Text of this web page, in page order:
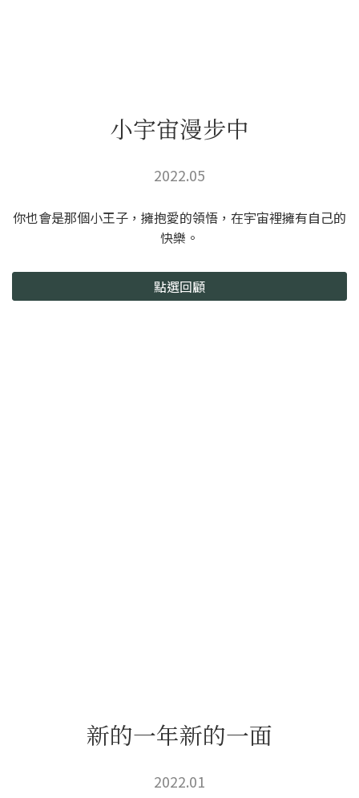
小宇宙漫步中
2022.05
你也會是那個小王子，擁抱愛的領悟，在宇宙裡擁有自己的
快樂。
點選回顧
新的一年新的一面
2022.01